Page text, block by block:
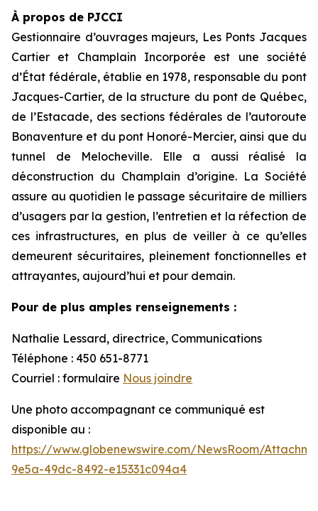
À propos de PJCCI
Gestionnaire d’ouvrages majeurs, Les Ponts Jacques
Cartier et Champlain Incorporée est une société
d’État fédérale, établie en 1978, responsable du pont
Jacques-Cartier, de la structure du pont de Québec,
de l’Estacade, des sections fédérales de l’autoroute
Bonaventure et du pont Honoré-Mercier, ainsi que du
tunnel de Melocheville. Elle a aussi réalisé la
déconstruction du Champlain d’origine. La Société
assure au quotidien le passage sécuritaire de milliers
d’usagers par la gestion, l’entretien et la réfection de
ces infrastructures, en plus de veiller à ce qu’elles
demeurent sécuritaires, pleinement fonctionnelles et
attrayantes, aujourd’hui et pour demain.
Pour de plus amples renseignements :
Nathalie Lessard, directrice, Communications
Téléphone : 450 651-8771
Courriel : formulaire Nous joindre
Une photo accompagnant ce communiqué est
disponible au :
https://www.globenewswire.com/NewsRoom/
9e5a-49dc-8492-e15331c094a4